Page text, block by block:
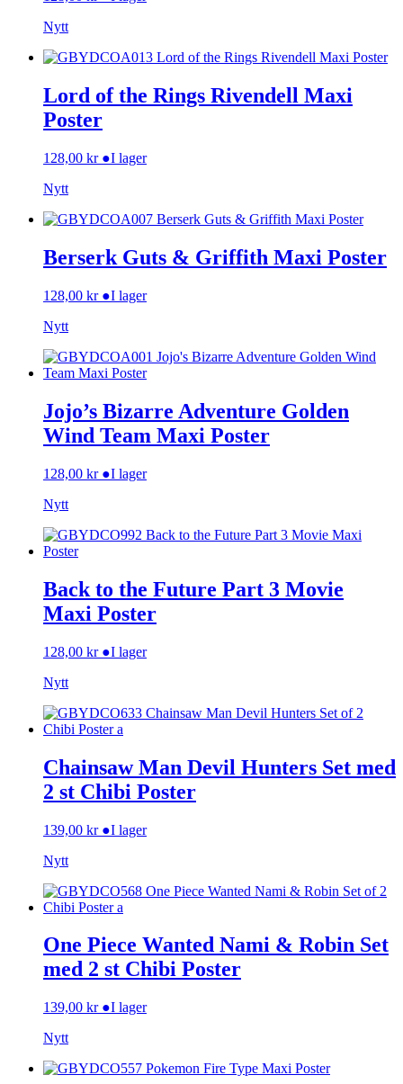
Nytt
Lord of the Rings Rivendell Maxi
Poster
128,00 kr ●I lager
Nytt
Berserk Guts & Griffith Maxi Poster
128,00 kr ●I lager
Nytt
Jojo’s Bizarre Adventure Golden
Wind Team Maxi Poster
128,00 kr ●I lager
Nytt
Back to the Future Part 3 Movie
Maxi Poster
128,00 kr ●I lager
Nytt
Chainsaw Man Devil Hunters Set med
2 st Chibi Poster
139,00 kr ●I lager
Nytt
One Piece Wanted Nami & Robin Set
med 2 st Chibi Poster
139,00 kr ●I lager
Nytt